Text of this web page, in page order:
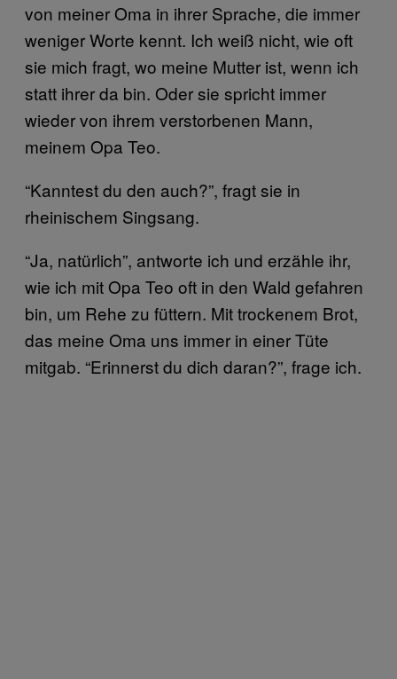
von meiner Oma in ihrer Sprache, die immer
weniger Worte kennt. Ich weiß nicht, wie oft
sie mich fragt, wo meine Mutter ist, wenn ich
statt ihrer da bin. Oder sie spricht immer
wieder von ihrem verstorbenen Mann,
meinem Opa Teo.
“Kanntest du den auch?”, fragt sie in
rheinischem Singsang.
“Ja, natürlich”, antworte ich und erzähle ihr,
wie ich mit Opa Teo oft in den Wald gefahren
bin, um Rehe zu füttern. Mit trockenem Brot,
das meine Oma uns immer in einer Tüte
mitgab. “Erinnerst du dich daran?”, frage ich.